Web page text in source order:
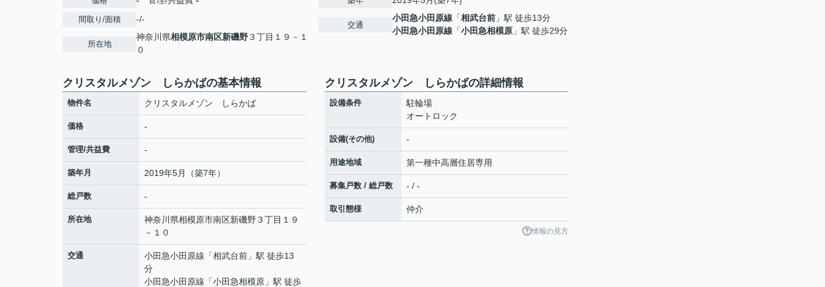
間取り/面積 -/-
所在地
神奈川県相模原市南区新磯野３丁目１９－１
０
交通
小田急小田原線 「相武台前 」駅 徒歩13分
小田急小田原線 「小田急相模原 」駅 徒歩29分
クリスタルメゾン しらかばの基本情報
物件名 クリスタルメゾン しらかば
価格 -
管理/共益費 -
築年月 2019年5月（築7年）
総戸数 -
所在地 神奈川県相模原市南区新磯野３丁目１９
－１０
交通 小田急小田原線 「相武台前 」駅 徒歩13
分
小田急小田原線 「小田急相模原 」駅 徒歩
クリスタルメゾン しらかばの詳細情報
設備条件
駐輪場
オートロック
設備(その他) -
用途地域 第一種中高層住居専用
募集戸数 / 総戸数 - / -
取引態様 仲介
情報の見方